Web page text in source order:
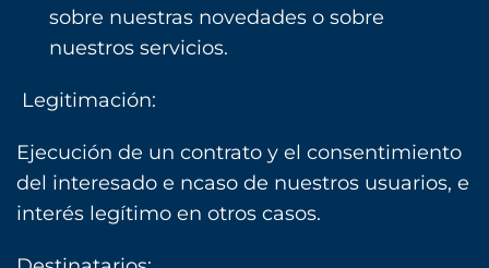
sobre nuestras novedades o sobre
nuestros servicios.
Legitimación:
Ejecución de un contrato y el consentimiento
del interesado e ncaso de nuestros usuarios, e
interés legítimo en otros casos.